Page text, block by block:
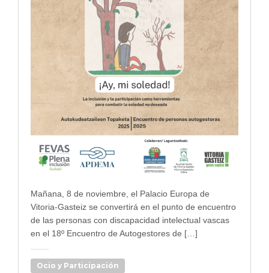
Mañana, 8 de noviembre, el Palacio Europa de
Vitoria-Gasteiz se convertirá en el punto de encuentro
de las personas con discapacidad intelectual vascas
en el 18º Encuentro de Autogestores de […]
Ocio y Participación